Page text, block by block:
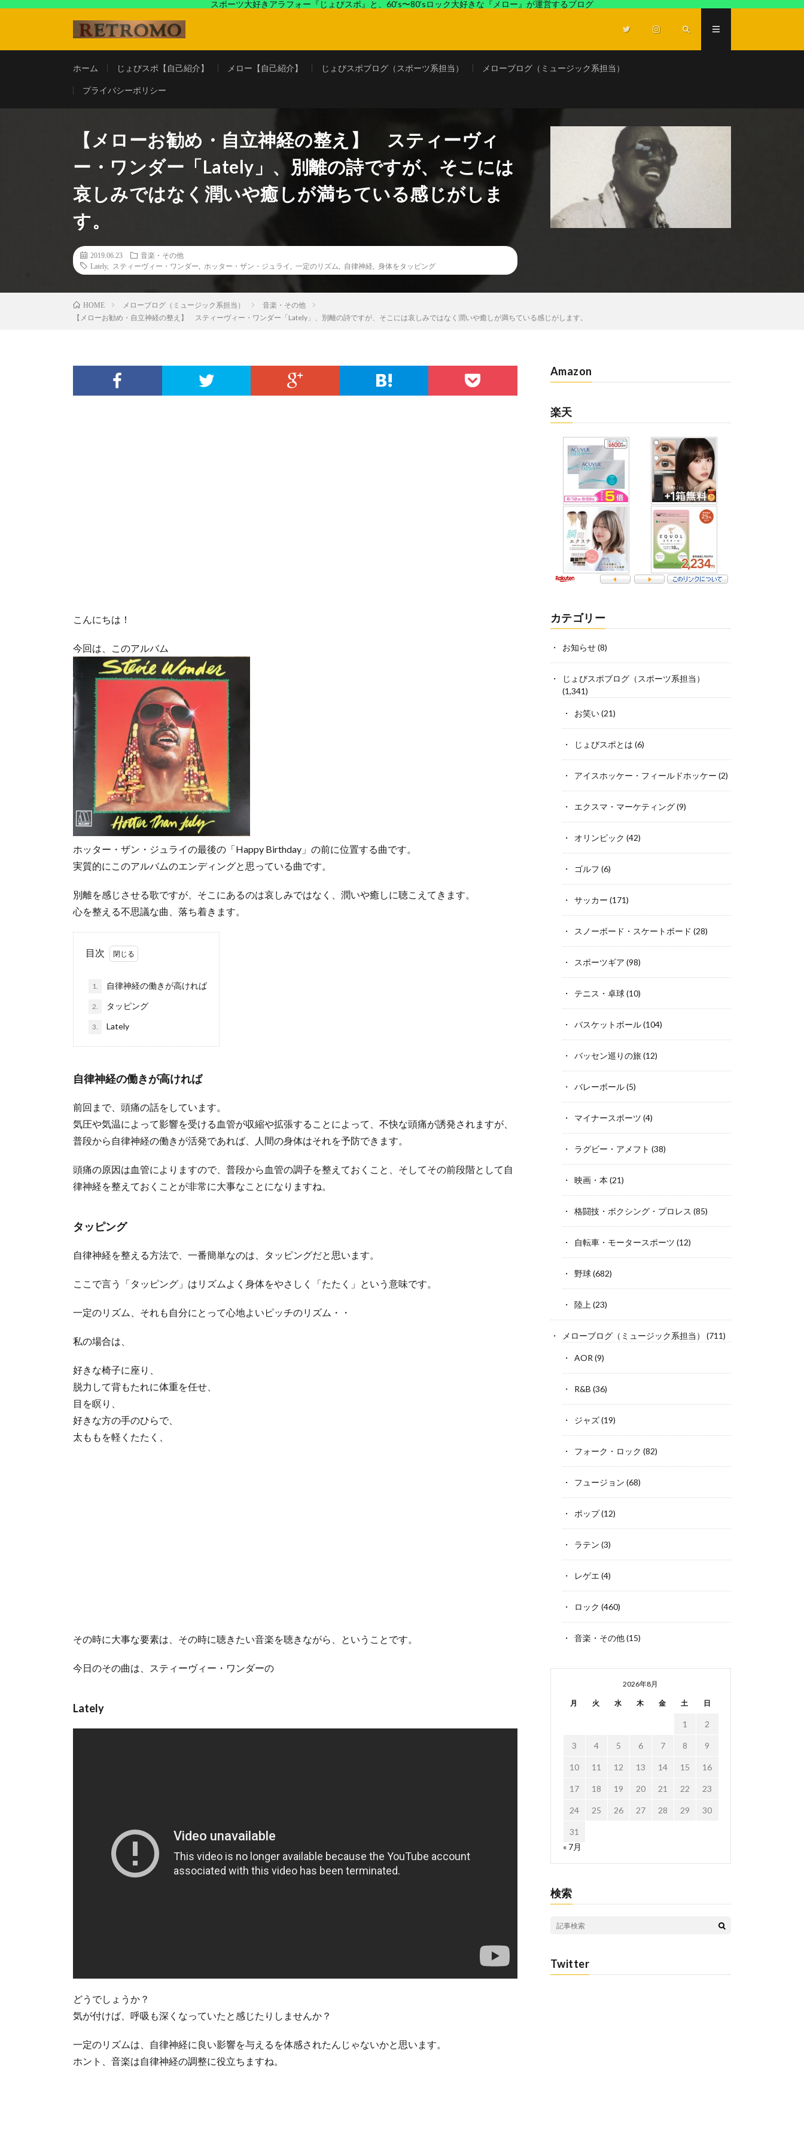
スポーツ大好きアラフォー『じょびスポ』と、60’s〜80’sロック大好きな『メロー』が運営するブログ
ホーム じょびスポ【自己紹介】 メロー【自己紹介】 じょびスポブログ（スポーツ系担当） メローブログ（ミュージック系担当）
プライバシーポリシー
【メローお勧め・自立神経の整え】 スティーヴィ
ー・ワンダー「Lately」、別離の詩ですが、そこには
哀しみではなく潤いや癒しが満ちている感じがしま
す。
2019.06.23
音楽・その他
Lately, スティーヴィー・ワンダー ホッター・ザン・ジュライ 一定のリズム 自律神経 身体をタッピング
HOME メローブログ（ミュージック系担当）
音楽・その他
【メローお勧め・自立神経の整え】 スティーヴィー・ワンダー「Lately」、別離の詩ですが、そこには哀しみではなく潤いや癒しが満ちている感じがします。
こんにちは！
今回は、このアルバム
ホッター・ザン・ジュライの最後の「Happy Birthday」の前に位置する曲です。
実質的にこのアルバムのエンディングと思っている曲です。
別離を感じさせる歌ですが、そこにあるのは哀しみではなく、潤いや癒しに聴こえてきます。
心を整える不思議な曲、落ち着きます。
目次
1. 自律神経の働きが高ければ
2. タッピング
3. Lately
自律神経の働きが高ければ
前回まで、頭痛の話をしています。
気圧や気温によって影響を受ける血管が収縮や拡張することによって、不快な頭痛が誘発されますが、
普段から自律神経の働きが活発であれば、人間の身体はそれを予防できます。
頭痛の原因は血管によりますので、普段から血管の調子を整えておくこと、そしてその前段階として自
律神経を整えておくことが非常に大事なことになりますね。
タッピング
自律神経を整える方法で、一番簡単なのは、タッピングだと思います。
ここで言う「タッピング」はリズムよく身体をやさしく「たたく」という意味です。
一定のリズム、それも自分にとって心地よいピッチのリズム・・
私の場合は、
好きな椅子に座り、
脱力して背もたれに体重を任せ、
目を瞑り、
好きな方の手のひらで、
太ももを軽くたたく、
その時に大事な要素は、その時に聴きたい音楽を聴きながら、ということです。
今日のその曲は、スティーヴィー・ワンダーの
Lately
どうでしょうか？
気が付けば、呼吸も深くなっていたと感じたりしませんか？
一定のリズムは、自律神経に良い影響を与えるを体感されたんじゃないかと思います。
ホント、音楽は自律神経の調整に役立ちますね。
Amazon
楽天
カテゴリー
お知らせ(8)
じょびスポブログ（スポーツ系担当）
(1,341)
お笑い(21)
じょびスポとは (6)
アイスホッケー・フィールドホッケー (2)
エクスマ・マーケティング(9)
オリンピック (42)
ゴルフ (6)
サッカー (171)
スノーボード・スケートボード (28)
スポーツギア (98)
テニス・卓球(10)
バスケットボール(104)
バッセン巡りの旅(12)
バレーボール(5)
マイナースポーツ (4)
ラグビー・アメフト (38)
映画・本 (21)
格闘技・ボクシング・プロレス (85)
自転車・モータースポーツ (12)
野球(682)
陸上 (23)
メローブログ（ミュージック系担当） (711)
AOR (9)
R&B (36)
ジャズ(19)
フォーク・ロック (82)
フュージョン (68)
ポップ(12)
ラテン (3)
レゲエ (4)
ロック (460)
音楽・その他(15)
2026年8月
月 火 水 木 金 土 日
1 2
3 4 5 6 7 8 9
10 11 12 13 14 15 16
17 18 19 20 21 22 23
24 25 26 27 28 29 30
31
« 7月
検索
Twitter